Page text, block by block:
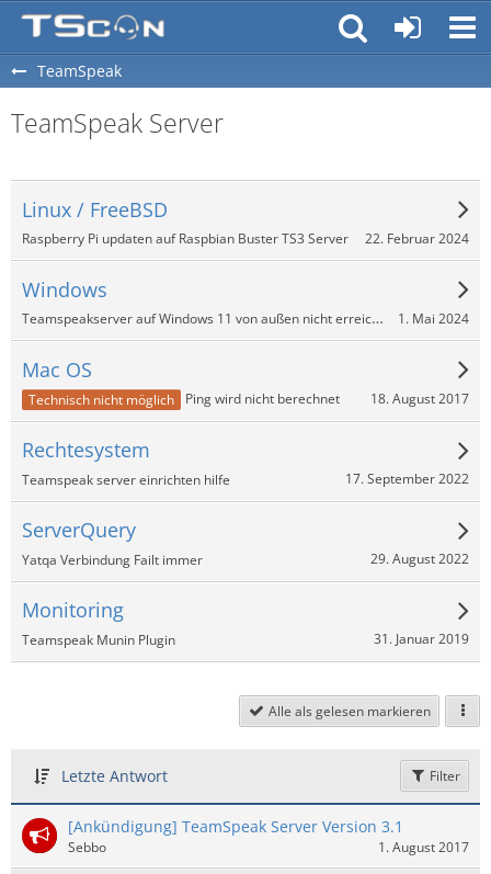
TeamSpeak
TeamSpeak Server
Linux / FreeBSD
Raspberry Pi updaten auf Raspbian Buster TS3 Server 22. Februar 2024
Windows
Teamspeakserver auf Windows 11 von außen nicht erreichbar 1. Mai 2024
Mac OS
Technisch nicht möglich Ping wird nicht berechnet 18. August 2017
Rechtesystem
Teamspeak server einrichten hilfe 17. September 2022
ServerQuery
Yatqa Verbindung Failt immer 29. August 2022
Monitoring
Teamspeak Munin Plugin 31. Januar 2019
Alle als gelesen markieren
Letzte Antwort Filter
[Ankündigung] TeamSpeak Server Version 3.1
Sebbo 1. August 2017